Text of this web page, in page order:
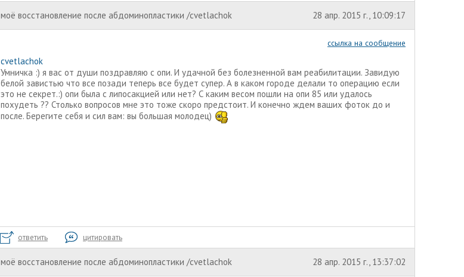
моё восстановление после абдоминопластики /cvetlachok 28 апр. 2015 г., 10:09:17
ссылка на сообщение
cvetlachok
Умничка :) я вас от души поздравляю с опи. И удачной без болезненной вам реабилитации. Завидую
белой завистью что все позади теперь все будет супер. А в каком городе делали то операцию если
это не секрет.:) опи была с липосакцией или нет? С каким весом пошли на опи 85 или удалось
похудеть ?? Столько вопросов мне это тоже скоро предстоит. И конечно ждем ваших фоток до и
после. Берегите себя и сил вам: вы большая молодец)
ответить цитировать
моё восстановление после абдоминопластики /cvetlachok 28 апр. 2015 г., 13:37:02